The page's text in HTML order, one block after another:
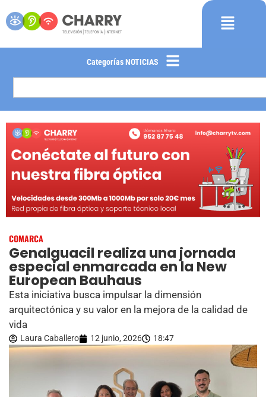
Categorías NOTICIAS
COMARCA
Genalguacil realiza una jornada
especial enmarcada en la New
European Bauhaus
Esta iniciativa busca impulsar la dimensión
arquitectónica y su valor en la mejora de la calidad de
vida
Laura Caballero 12 junio, 2026 18:47